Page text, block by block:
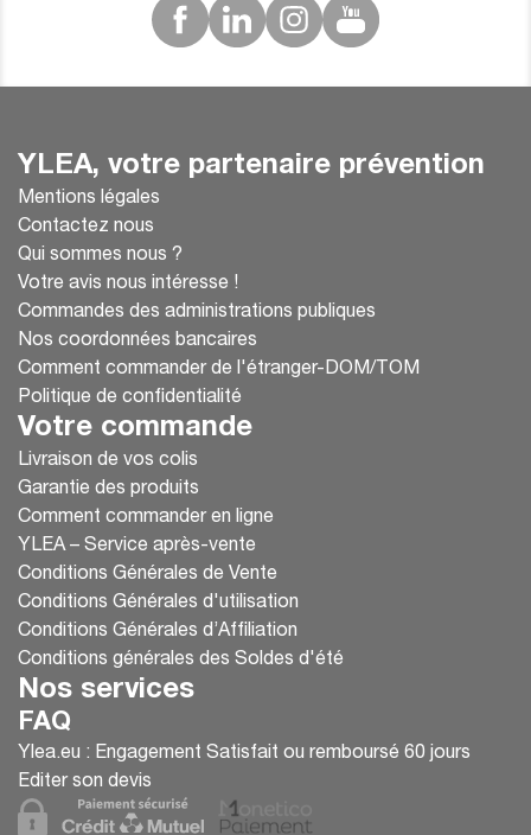
YLEA, votre partenaire prévention
Mentions légales
Contactez nous
Qui sommes nous ?
Votre avis nous intéresse !
Commandes des administrations publiques
Nos coordonnées bancaires
Comment commander de l'étranger-DOM/TOM
Politique de confidentialité
Votre commande
Livraison de vos colis
Garantie des produits
Comment commander en ligne
YLEA – Service après-vente
Conditions Générales de Vente
Conditions Générales d'utilisation
Conditions Générales d’Affiliation
Conditions générales des Soldes d'été
Nos services
FAQ
Ylea.eu : Engagement Satisfait ou remboursé 60 jours
Editer son devis